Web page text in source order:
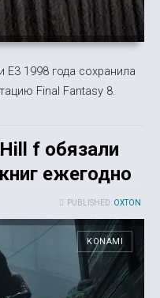
1998 года сохранила
Final Fantasy 8.
f обязали
ежегодно
PUBLISHED: OXTON
KONAMI